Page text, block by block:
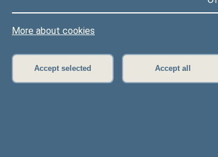
More about cookies
Accept selected Accept all
Sitting in progress Plenary
Home>Plenary sittings>
06/28/2001 Seimo
Seimo NUTARIMO "Dėl